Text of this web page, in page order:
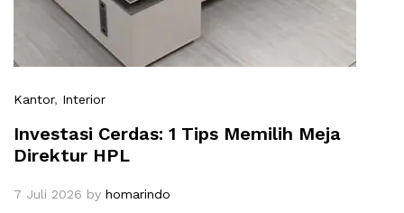
Kantor, Interior
Investasi Cerdas: 1 Tips Memilih Meja
Direktur HPL
7 Juli 2026 by homarindo